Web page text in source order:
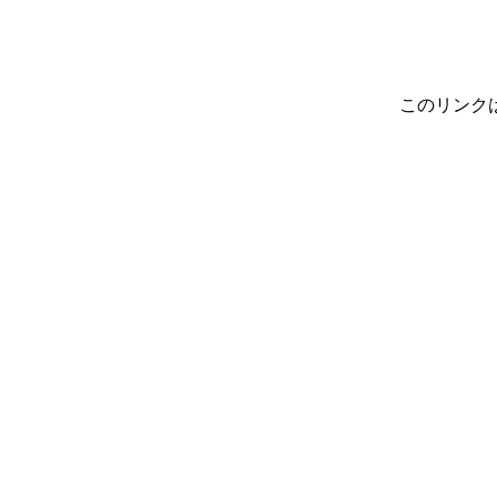
このリンク